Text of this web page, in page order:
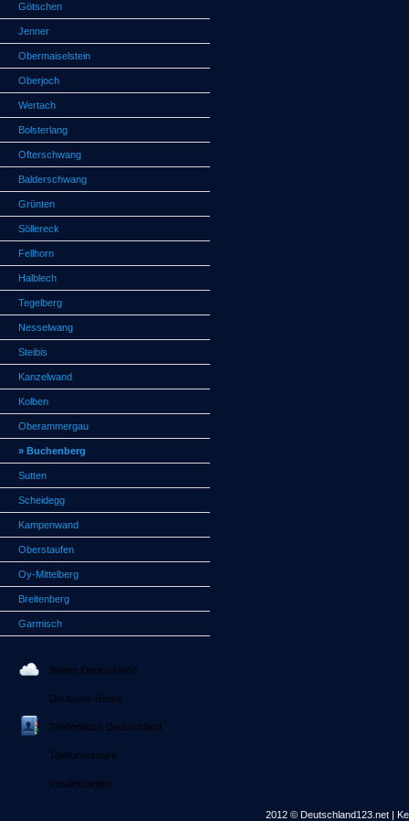
Götschen
Jenner
Obermaiselstein
Oberjoch
Wertach
Bolsterlang
Ofterschwang
Balderschwang
Grünten
Söllereck
Fellhorn
Halblech
Tegelberg
Nesselwang
Steibis
Kanzelwand
Kolben
Oberammergau
» Buchenberg
Sutten
Scheidegg
Kampenwand
Oberstaufen
Oy-Mittelberg
Breitenberg
Garmisch
Wetter Deutschland
Deutsche Börse
Telefonbuch Deutschland
Telefonvorwahl
Postleitzahlen
2012 © Deutschland123.net |